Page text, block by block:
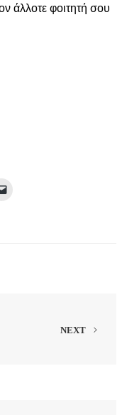
άλλοτε φοιτητή σου
NEXT